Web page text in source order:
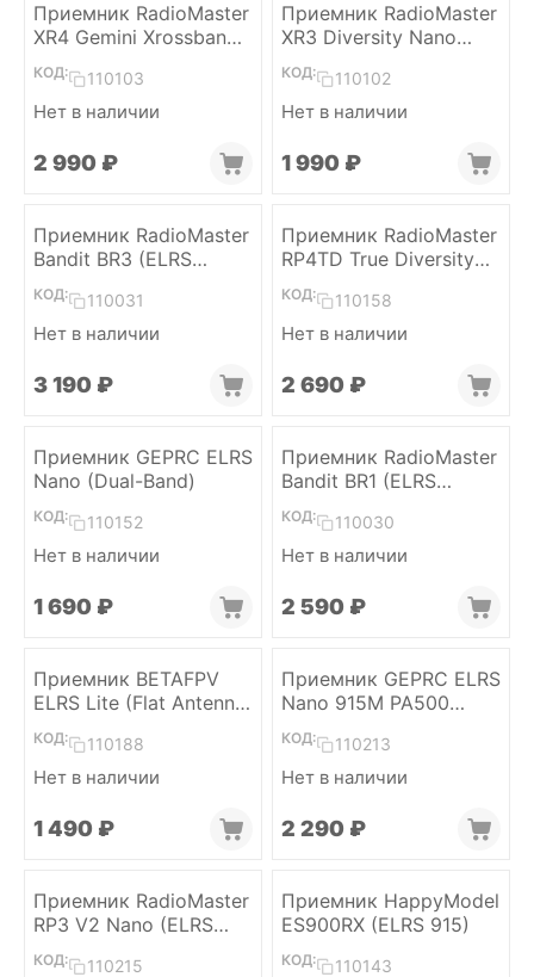
Приемник RadioMaster
XR4 Gemini Xrossband
(ELRS, Dual-Band)
КОД: 110103
Нет в наличии
2 990 ₽
Приемник RadioMaster
XR3 Diversity Nano
(ELRS, 2 x Dual-Band)
КОД: 110102
Нет в наличии
1 990 ₽
Приемник RadioMaster
Bandit BR3 (ELRS
915MHz)
КОД: 110031
Нет в наличии
3 190 ₽
Приемник RadioMaster
RP4TD True Diversity
(ELRS 2.4)
КОД: 110158
Нет в наличии
2 690 ₽
Приемник GEPRC ELRS
Nano (Dual-Band)
КОД: 110152
Нет в наличии
1 690 ₽
Приемник RadioMaster
Bandit BR1 (ELRS
915MHz)
КОД: 110030
Нет в наличии
2 590 ₽
Приемник BETAFPV
ELRS Lite (Flat Antenna
v1.2)
КОД: 110188
Нет в наличии
1 490 ₽
Приемник GEPRC ELRS
Nano 915M PA500
(ELRS 915)
КОД: 110213
Нет в наличии
2 290 ₽
Приемник RadioMaster
RP3 V2 Nano (ELRS
2.4)
КОД: 110215
Приемник HappyModel
ES900RX (ELRS 915)
КОД: 110143